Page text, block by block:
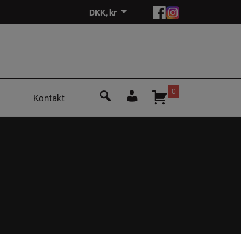
DKK, kr
Søg
0
Kontakt